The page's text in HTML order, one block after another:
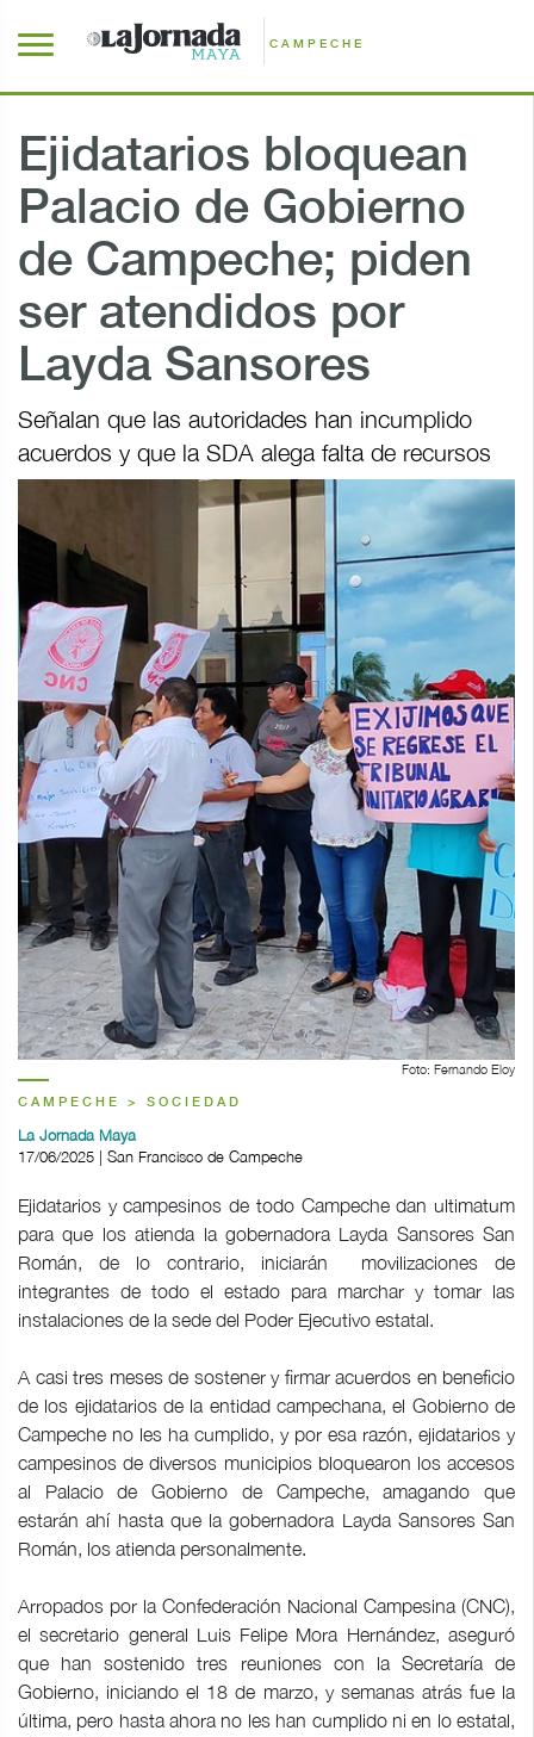
CAMPECHE
Ejidatarios bloquean
Palacio de Gobierno
de Campeche; piden
ser atendidos por
Layda Sansores
Señalan que las autoridades han incumplido
acuerdos y que la SDA alega falta de recursos
Foto: Fernando Eloy
CAMPECHE > SOCIEDAD
La Jornada Maya
17/06/2025 | San Francisco de Campeche
Ejidatarios y campesinos de todo Campeche dan ultimatum
para que los atienda la gobernadora Layda Sansores San
Román, de lo contrario, iniciarán movilizaciones de
integrantes de todo el estado para marchar y tomar las
instalaciones de la sede del Poder Ejecutivo estatal.
A casi tres meses de sostener y firmar acuerdos en beneficio
de los ejidatarios de la entidad campechana, el Gobierno de
Campeche no les ha cumplido, y por esa razón, ejidatarios y
campesinos de diversos municipios bloquearon los accesos
al Palacio de Gobierno de Campeche, amagando que
estarán ahí hasta que la gobernadora Layda Sansores San
Román, los atienda personalmente.
Arropados por la Confederación Nacional Campesina (CNC),
el secretario general Luis Felipe Mora Hernández, aseguró
que han sostenido tres reuniones con la Secretaría de
Gobierno, iniciando el 18 de marzo, y semanas atrás fue la
última, pero hasta ahora no les han cumplido ni en lo estatal,